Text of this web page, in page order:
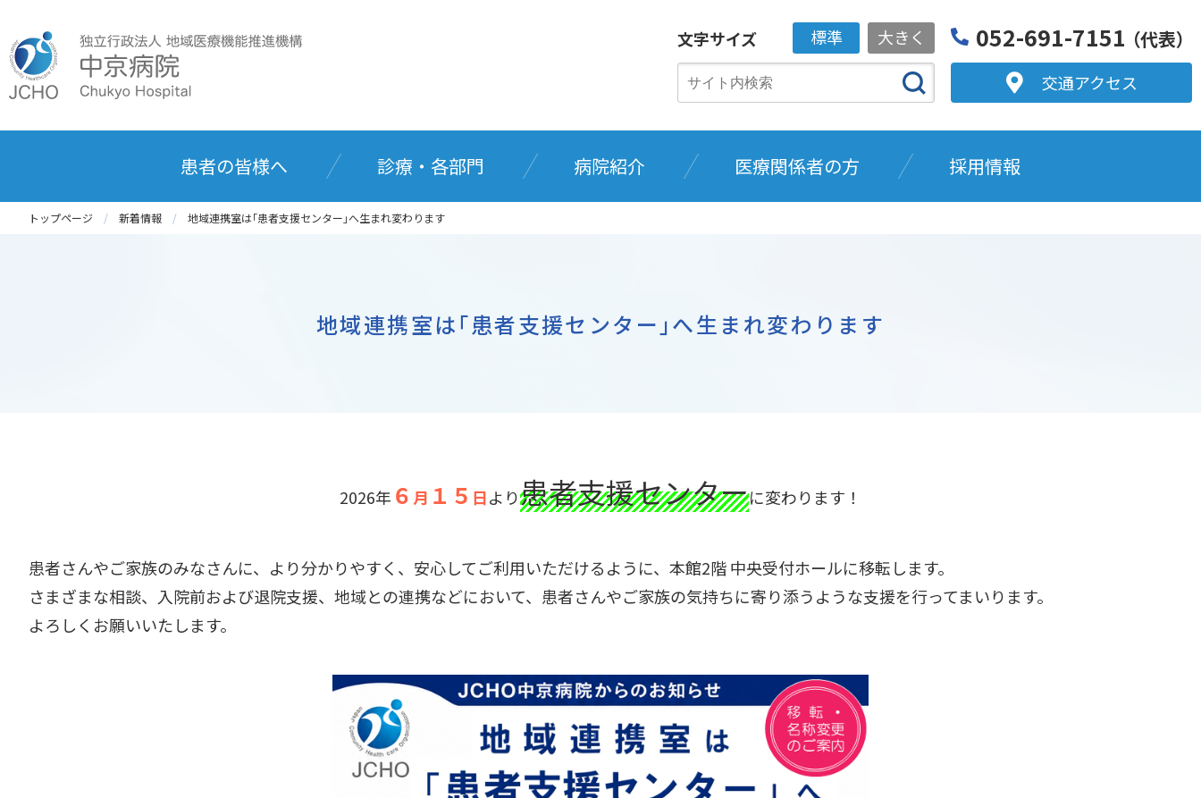
文字サイズ 標準 大きく 052-691-7151 （代表）
交通アクセス
患者の皆様へ 診療・各部門 病院紹介 医療関係者の方 採用情報
トップページ 新着情報 地域連携室は｢患者支援センター｣へ生まれ変わります
地域連携室は｢患者支援センター｣へ生まれ変わります
2026年 ６ 月 １５ 日より患者支援センターに変わります！
患者さんやご家族のみなさんに、より分かりやすく、安心してご利用いただけるように、本館2階 中央受付ホールに移転します。
さまざまな相談、入院前および退院支援、地域との連携などにおいて、患者さんやご家族の気持ちに寄り添うような支援を行ってまいります。
よろしくお願いいたします。